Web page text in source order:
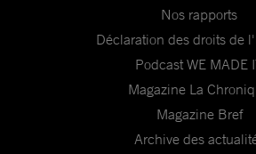
Nos rapports
Déclaration des droits de
Podcast WE MADE
Magazine La
Magazine Bref
Archive des